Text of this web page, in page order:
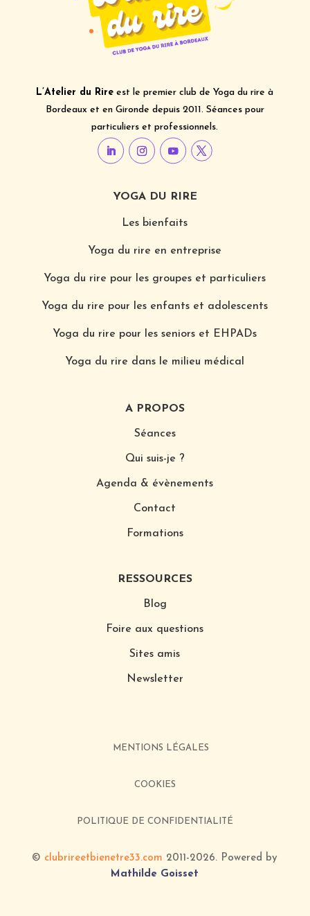
L’Atelier du Rire est le premier club de Yoga du rire à
Bordeaux et en Gironde depuis 2011. Séances pour
particuliers et professionnels.
YOGA DU RIRE
Les bienfaits
Yoga du rire en entreprise
Yoga du rire pour les groupes et particuliers
Yoga du rire pour les enfants et adolescents
Yoga du rire pour les seniors et EHPADs
Yoga du rire dans le milieu médical
A PROPOS
Séances
Qui suis-je ?
Agenda & évènements
Contact
Formations
RESSOURCES
Blog
Foire aux questions
Sites amis
Newsletter
MENTIONS LÉGALES
COOKIES
POLITIQUE DE CONFIDENTIALITÉ
© clubrireetbienetre33.com 2011-2026. Powered by
Mathilde Goisset